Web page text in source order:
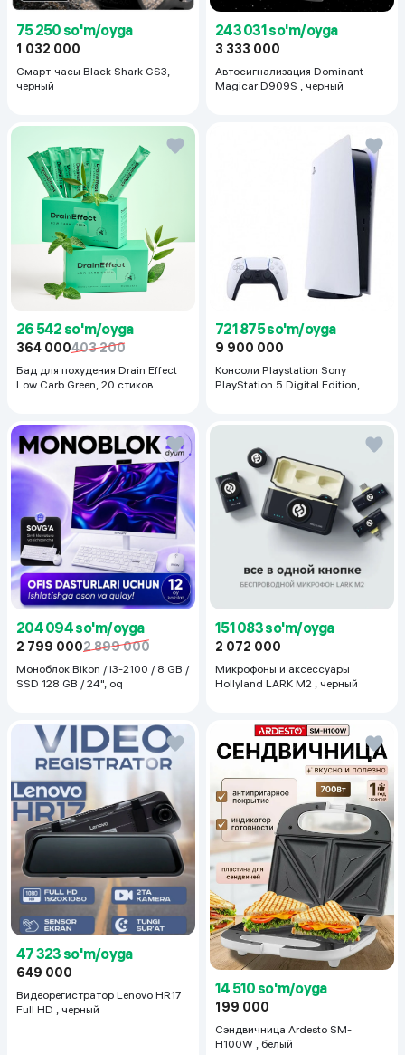
75 250 so'm/oyga
1 032 000
Смарт-часы Black Shark GS3,
черный
243 031 so'm/oyga
3 333 000
Автосигнализация Dominant
Magicar D909S , черный
26 542 so'm/oyga
364 000403 200
Бад для похудения Drain Effect
Low Carb Green, 20 стиков
721 875 so'm/oyga
9 900 000
Консоли Playstation Sony
PlayStation 5 Digital Edition,
204 094 so'm/oyga
2 799 0002 899 000
Моноблок Bikon / i3-2100 / 8 GB /
SSD 128 GB / 24", oq
151 083 so'm/oyga
2 072 000
Микрофоны и аксессуары
Hollyland LARK M2 , черный
47 323 so'm/oyga
649 000
Видеорегистратор Lenovo HR17
Full HD , черный
14 510 so'm/oyga
199 000
Сэндвичница Ardesto SM-
H100W , белый